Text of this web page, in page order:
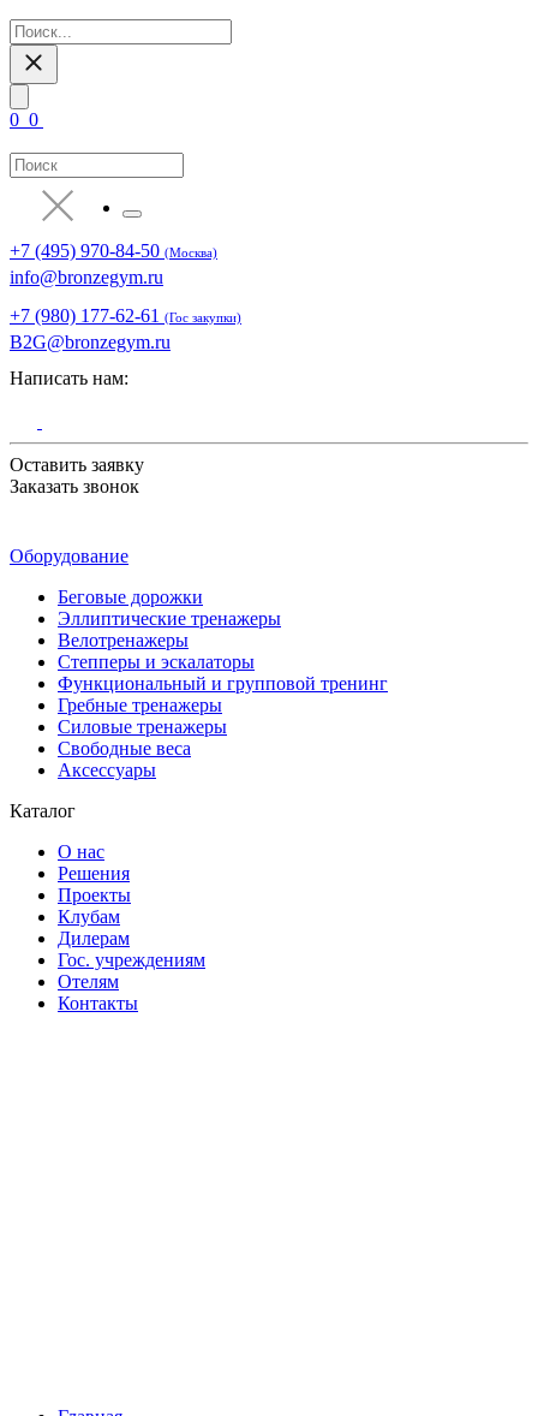
0 0
+7 (495) 970-84-50 (Москва)
info@bronzegym.ru
+7 (980) 177-62-61 (Гос закупки)
B2G@bronzegym.ru
Написать нам:
Оставить заявку
Заказать звонок
Оборудование
Беговые дорожки
Эллиптические тренажеры
Велотренажеры
Степперы и эскалаторы
Функциональный и групповой тренинг
Гребные тренажеры
Силовые тренажеры
Свободные веса
Аксессуары
Каталог
О нас
Решения
Проекты
Клубам
Дилерам
Гос. учреждениям
Отелям
Контакты